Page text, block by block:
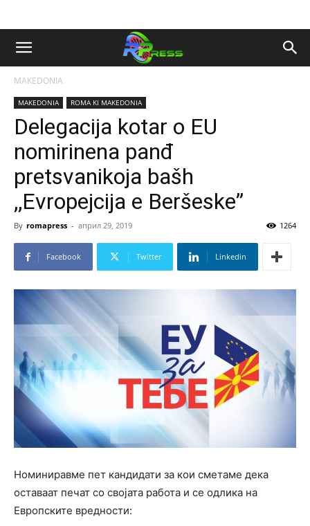
MAKEDONIA
MAKEDONIA ROMA KI MAKEDONIA
Delegacija kotar o EU
nomirinena panđ
pretsvanikoja bašh
,,Evropejcija e Beršeske”
By romapress - април 29, 2019 1264
Facebook Twitter Linkedin
Номиниравме пет кандидати за кои сметаме дека
оставаат печат со својата работа и се одлика на
Европските вредности: